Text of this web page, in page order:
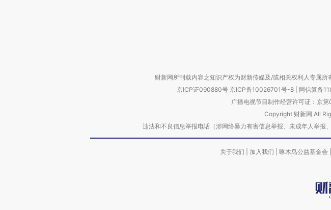
财新网所刊载内容之知识产权为财新传媒及/或相关权利人专属
京ICP证090880号 京ICP备10026701号-8 网信算备
广播电视节目制作经营许可证：京
Copyright 财新网 All
违法和不良信息举报电话（涉网络暴力有害信息举报、未成年人
关于我们 加入我们 啄木鸟公益基金会